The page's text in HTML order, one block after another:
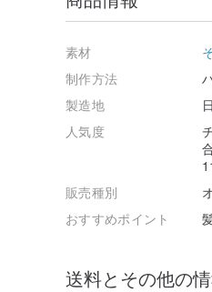
素材
制作方法
製造地
人気度
販売種別
おすすめポイント
送料とその他の